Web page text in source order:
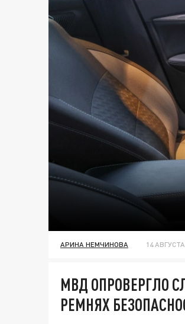
АРИНА НЕМЧИНОВА 14 АВГУСТА
МВД ОПРОВЕРГЛО
РЕМНЯХ